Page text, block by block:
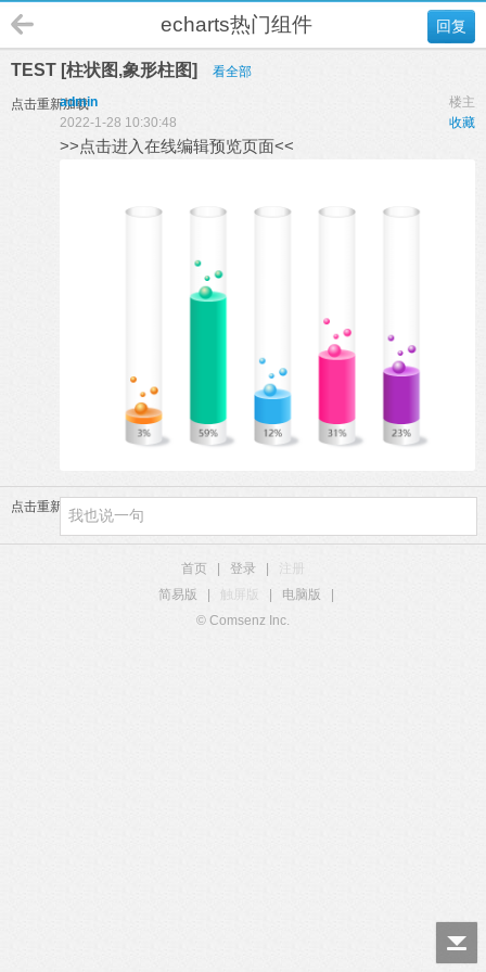
回复
echarts热门组件
TEST [柱状图,象形柱图] 看全部
点击重新加载 楼主
admin
收藏
2022-1-28 10:30:48
>>点击进入在线编辑预览页面<<
点击重新加载
首页 登录
简易版
触屏版 电脑版
© Comsenz Inc.